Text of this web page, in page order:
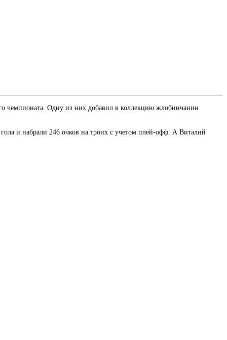
чемпионата. Одну из них добавил в коллекцию жлобинчанин
и набрали 246 очков на троих с учетом плей-офф. А Виталий